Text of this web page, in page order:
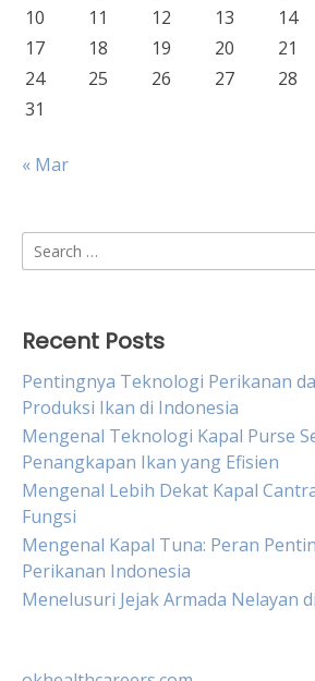
10
11 12 13 14
17
18 19 20 21
24
25 26 27 28
31
« Mar
Search
for:
Recent Posts
Pentingnya Teknologi Perikanan
Produksi Ikan di Indonesia
Mengenal Teknologi Kapal Purse
Penangkapan Ikan yang Efisien
Mengenal Lebih Dekat Kapal
Fungsi
Mengenal Kapal Tuna: Peran
Perikanan Indonesia
Menelusuri Jejak Armada Nelayan